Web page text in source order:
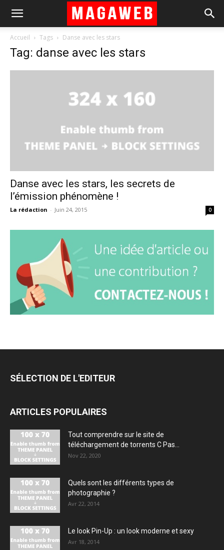
Accueil Tags Danse avec les stars
Tag: danse avec les stars
Danse avec les stars, les secrets de
l’émission phénomène !
La rédaction - Juin 24, 2015 0
SÉLECTION DE L'EDITEUR
ARTICLES POPULAIRES
Tout comprendre sur le site de
téléchargement de torrents C Pas...
Nov 22, 2020
Quels sont les différents types de
photographie ?
Avr 22, 2014
Le look Pin-Up : un look moderne et sexy
Avr 18, 2014